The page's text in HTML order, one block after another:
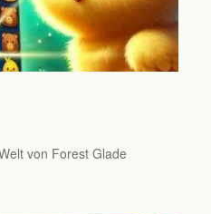
von Forest Glade